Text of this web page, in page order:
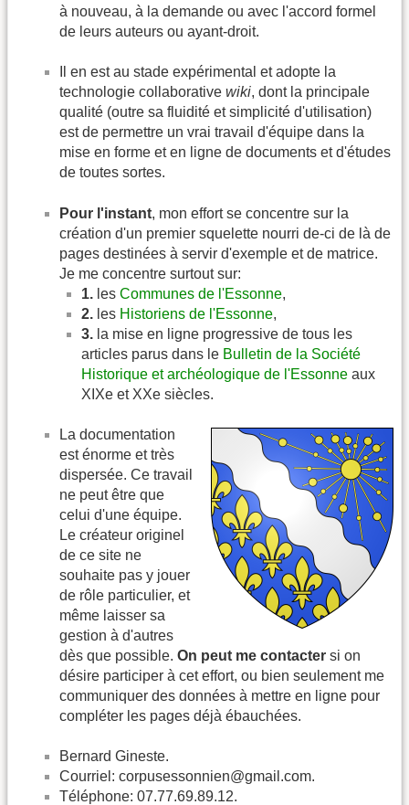
à nouveau, à la demande ou avec l'accord formel
de leurs auteurs ou ayant-droit.
Il en est au stade expérimental et adopte la
technologie collaborative wiki, dont la principale
qualité (outre sa fluidité et simplicité d'utilisation)
est de permettre un vrai travail d'équipe dans la
mise en forme et en ligne de documents et d'études
de toutes sortes.
Pour l'instant, mon effort se concentre sur la
création d'un premier squelette nourri de-ci de là de
pages destinées à servir d'exemple et de matrice.
Je me concentre surtout sur:
1. les Communes de l'Essonne,
2. les Historiens de l'Essonne,
3. la mise en ligne progressive de tous les
articles parus dans le Bulletin de la Société
Historique et archéologique de l'Essonne aux
XIXe et XXe siècles.
La documentation
est énorme et très
dispersée. Ce travail
ne peut être que
celui d'une équipe.
Le créateur originel
de ce site ne
souhaite pas y jouer
de rôle particulier, et
même laisser sa
gestion à d'autres
dès que possible. On peut me contacter si on
désire participer à cet effort, ou bien seulement me
communiquer des données à mettre en ligne pour
compléter les pages déjà ébauchées.
Bernard Gineste.
Courriel: corpusessonnien@gmail.com.
Téléphone: 07.77.69.89.12.